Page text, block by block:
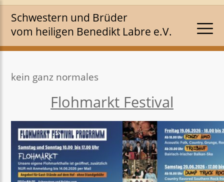
Schwestern und Brüder
vom heiligen Benedikt Labre e.V.
kein ganz normales
Flohmarkt Festival